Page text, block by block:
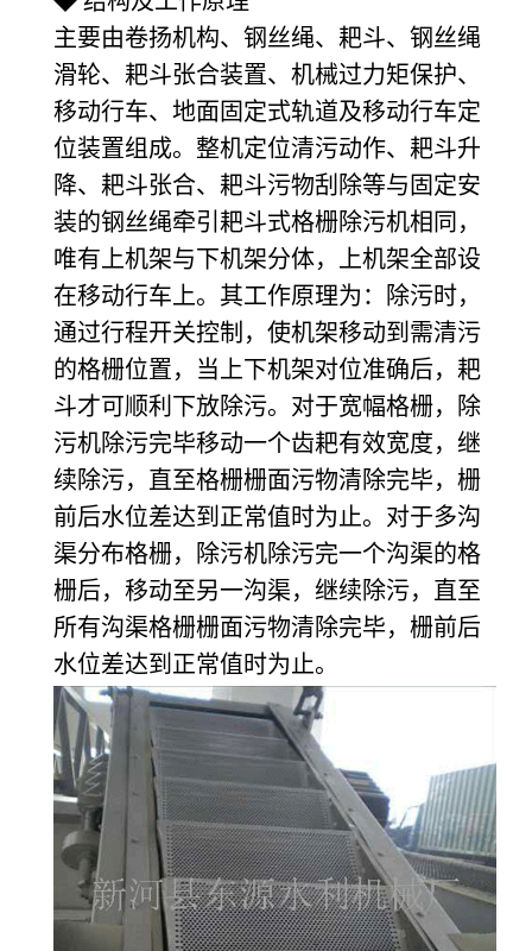
主要由卷扬机构、钢丝绳、耙斗、钢丝绳
滑轮、耙斗张合装置、机械过力矩保护、
移动行车、地面固定式轨道及移动行车定
位装置组成。整机定位清污动作、耙斗升
降、耙斗张合、耙斗污物刮除等与固定安
装的钢丝绳牵引耙斗式格栅除污机相同，
唯有上机架与下机架分体，上机架全部设
在移动行车上。其工作原理为：除污时，
通过行程开关控制，使机架移动到需清污
的格栅位置，当上下机架对位准确后，耙
斗才可顺利下放除污。对于宽幅格栅，除
污机除污完毕移动一个齿耙有效宽度，继
续除污，直至格栅栅面污物清除完毕，栅
前后水位差达到正常值时为止。对于多沟
渠分布格栅，除污机除污完一个沟渠的格
栅后，移动至另一沟渠，继续除污，直至
所有沟渠格栅栅面污物清除完毕，栅前后
水位差达到正常值时为止。